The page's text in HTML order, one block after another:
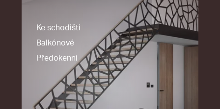
Ke schodišti
Balkónové
Předokenní